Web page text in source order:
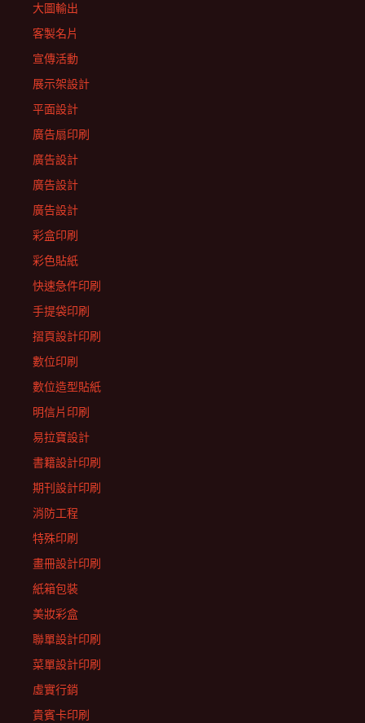
大圖輸出
客製名片
宣傳活動
展示架設計
平面設計
廣告扇印刷
廣告設計
廣告設計
廣告設計
彩盒印刷
彩色貼紙
快速急件印刷
手提袋印刷
摺頁設計印刷
數位印刷
數位造型貼紙
明信片印刷
易拉寶設計
書籍設計印刷
期刊設計印刷
消防工程
特殊印刷
畫冊設計印刷
紙箱包裝
美妝彩盒
聯單設計印刷
菜單設計印刷
虛實行銷
貴賓卡印刷